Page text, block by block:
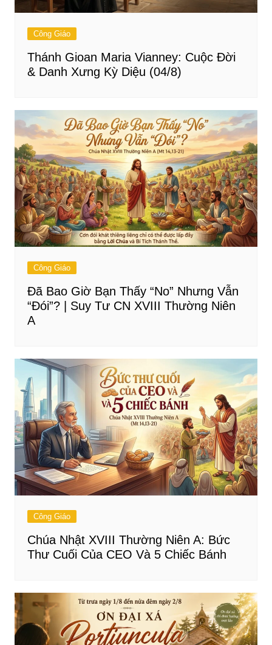
Công Giáo
Thánh Gioan Maria Vianney: Cuộc Đời
& Danh Xưng Kỳ Diệu (04/8)
Công Giáo
Đã Bao Giờ Bạn Thấy “No” Nhưng Vẫn
“Đói”? | Suy Tư CN XVIII Thường Niên
A
Công Giáo
Chúa Nhật XVIII Thường Niên A: Bức
Thư Cuối Của CEO Và 5 Chiếc Bánh